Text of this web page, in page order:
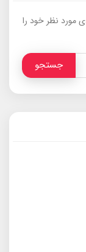
مورد نظر خود را
جستجو